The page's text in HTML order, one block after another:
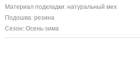
Материал подкладки: натуральный мех
Подошва: резина
Сезон: Осень-зима